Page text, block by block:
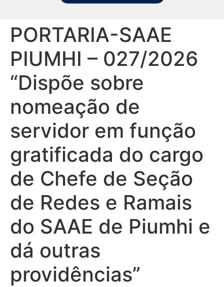
PORTARIA-SAAE
PIUMHI – 027/2026
“Dispõe sobre
nomeação de
servidor em função
gratificada do cargo
de Chefe de Seção
de Redes e Ramais
do SAAE de Piumhi e
dá outras
providências”